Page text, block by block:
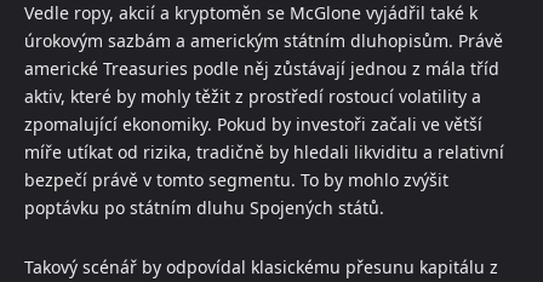
Vedle ropy, akcií a kryptoměn se McGlone vyjádřil také k
úrokovým sazbám a americkým státním dluhopisům. Právě
americké Treasuries podle něj zůstávají jednou z mála tříd
aktiv, které by mohly těžit z prostředí rostoucí volatility a
zpomalující ekonomiky. Pokud by investoři začali ve větší
míře utíkat od rizika, tradičně by hledali likviditu a relativní
bezpečí právě v tomto segmentu. To by mohlo zvýšit
poptávku po státním dluhu Spojených států.
Takový scénář by odpovídal klasickému přesunu kapitálu z